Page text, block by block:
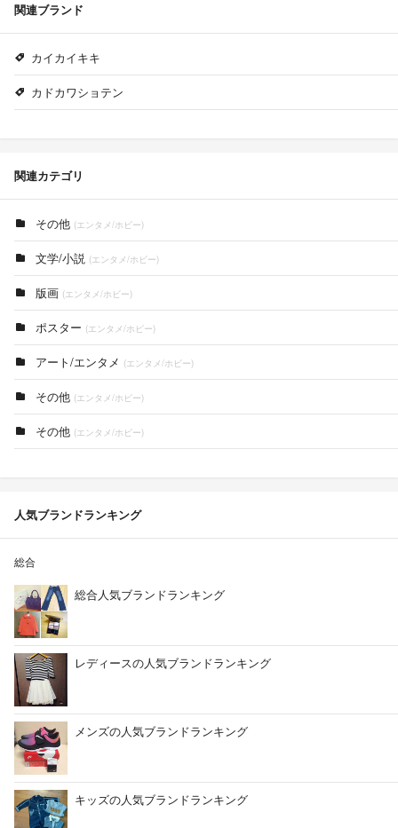
関連ブランド
カイカイキキ
カドカワショテン
関連カテゴリ
その他 (エンタメ/ホビー)
文学/小説 (エンタメ/ホビー)
版画 (エンタメ/ホビー)
ポスター (エンタメ/ホビー)
アート/エンタメ (エンタメ/ホビー)
その他 (エンタメ/ホビー)
その他 (エンタメ/ホビー)
人気ブランドランキング
総合
総合人気ブランドランキング
レディースの人気ブランドランキング
メンズの人気ブランドランキング
キッズの人気ブランドランキング